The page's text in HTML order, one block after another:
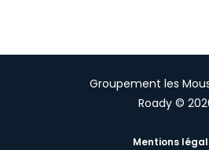
Groupement les
Roady ©
Mentions